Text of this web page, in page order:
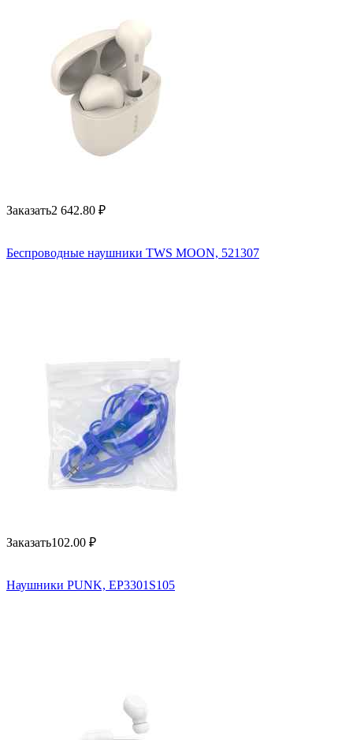
Заказать2 642.80 ₽
Беспроводные наушники TWS MOON, 521307
Заказать102.00 ₽
Наушники PUNK, EP3301S105